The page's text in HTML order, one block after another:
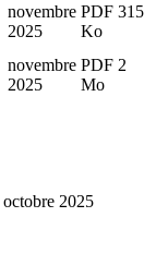
novembre
2025
PDF 315
Ko
novembre
2025
PDF 2
Mo
2025